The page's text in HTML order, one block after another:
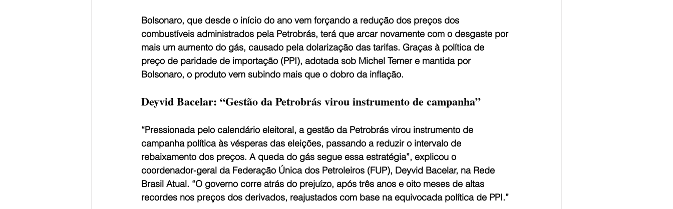
Bolsonaro, que desde o início do ano vem forçando a redução dos preços dos
combustíveis administrados pela Petrobrás, terá que arcar novamente com o desgaste por
mais um aumento do gás, causado pela dolarização das tarifas. Graças à política de
preço de paridade de importação (PPI), adotada sob Michel Temer e mantida por
Bolsonaro, o produto vem subindo mais que o dobro da inflação.
Deyvid Bacelar: “Gestão da Petrobrás virou instrumento de campanha”
“Pressionada pelo calendário eleitoral, a gestão da Petrobrás virou instrumento de
campanha política às vésperas das eleições, passando a reduzir o intervalo de
rebaixamento dos preços. A queda do gás segue essa estratégia”, explicou o
coordenador-geral da Federação Única dos Petroleiros (FUP), Deyvid Bacelar, na Rede
Brasil Atual. “O governo corre atrás do prejuízo, após três anos e oito meses de altas
recordes nos preços dos derivados, reajustados com base na equivocada política de PPI.”